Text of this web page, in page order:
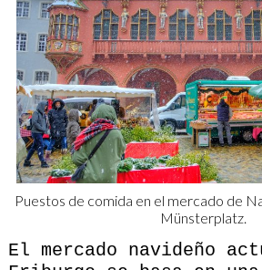
Puestos de comida en el mercado de
Münsterplatz.
El mercado navideño